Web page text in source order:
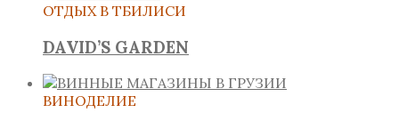
ОТДЫХ В ТБИЛИСИ
DAVID’S GARDEN
ВИНОДЕЛИЕ